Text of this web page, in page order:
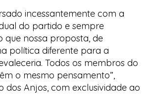
incessantemente com a
do partido e sempre
que nossa proposta, de
política diferente para a
Todos os membros do
o mesmo pensamento”,
dos Anjos, com exclusividade ao